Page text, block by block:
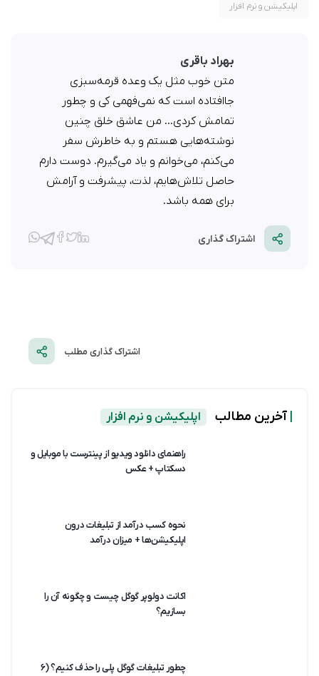
اپلیکیشن و نرم افزار
بهراد باقری
متن خوب مثل یک وعده قرمه‌سبزی
جاافتاده است که نمی‌فهمی کی و چطور
تمامش کردی... من عاشق خلق چنین
نوشته‌هایی هستم و به خاطرش سفر
می‌کنم، می‌خوانم و یاد می‌گیرم. دوست دارم
حاصل تلاش‌هایم، لذت، پیشرفت و آرامش
برای همه باشد.
اشتراک گذاری
اشتراک گذاری مطلب
آخرین مطالب اپلیکیشن و نرم افزار
راهنمای دانلود ویدیو از پینترست با موبایل و
دسکتاپ + عکس
نحوه کسب درآمد از تبلیغات درون
اپلیکیشن‌ها + میزان درآمد
اکانت دولوپر گوگل چیست و چگونه آن را
بسازیم؟
چطور تبلیغات گوگل پلی را حذف کنیم؟ (۶